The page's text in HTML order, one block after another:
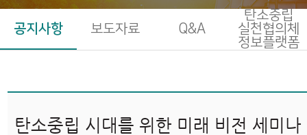
공지사항 보도자료 Q&A
탄소중립
실천협의체
정보플랫폼
탄소중립 시대를 위한 미래 비전 세미나